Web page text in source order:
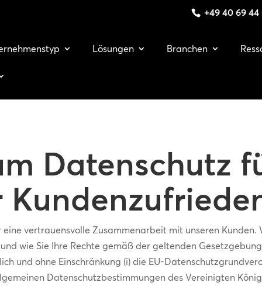
+49 40 69
Lösungen Branchen
Datenschutz
vertrauensvolle Zusammenarbeit mit unseren
wie Sie Ihre Rechte gemäß der geltenden
und ohne Einschränkung (i) die EU-
Datenschutzbestimmungen des Vereinigten